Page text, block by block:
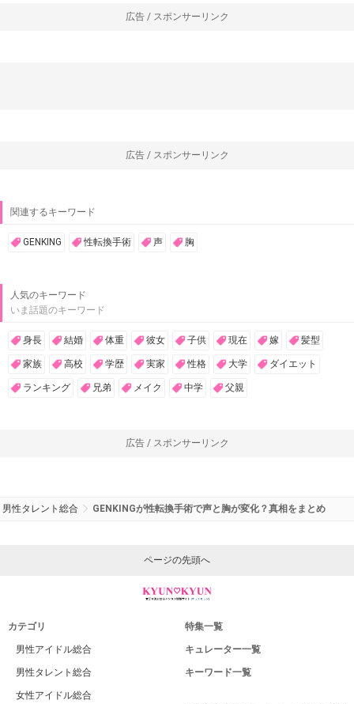
広告 / スポンサーリンク
広告 / スポンサーリンク
関連するキーワード
GENKING 性転換手術 声 胸
人気のキーワード
いま話題のキーワード
身長 結婚 体重 彼女 子供 現在 嫁 髪型
家族 高校 学歴 実家 性格 大学 ダイエット
ランキング 兄弟 メイク 中学 父親
広告 / スポンサーリンク
男性タレント総合 GENKINGが性転換手術で声と胸が変化？真相をまとめ
ページの先頭へ
カテゴリ
男性アイドル総合
男性タレント総合
女性アイドル総合
特集一覧
キュレーター一覧
キーワード一覧